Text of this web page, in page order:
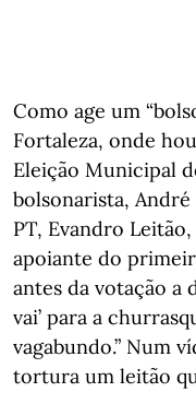
Como age um
Fortaleza, onde
Eleição Municipal
bolsonarista,
PT, Evandro
apoiante do
antes da votação a
vai’ para a
vagabundo.” Num
tortura um leitão